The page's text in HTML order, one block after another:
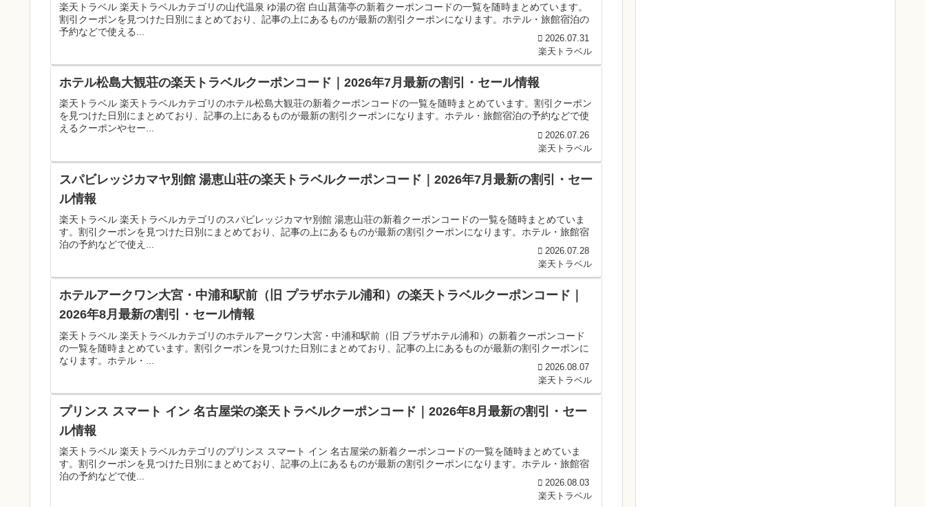
楽天トラベル 楽天トラベルカテゴリの山代温泉 ゆ湯の宿 白山菖蒲亭の新着クーポンコードの一覧を随時まとめています。
割引クーポンを見つけた日別にまとめており、記事の上にあるものが最新の割引クーポンになります。ホテル・旅館宿泊の
予約などで使える...
2026.07.31
楽天トラベル
ホテル松島大観荘の楽天トラベルクーポンコード｜2026年7月最新の割引・セール情報
楽天トラベル 楽天トラベルカテゴリのホテル松島大観荘の新着クーポンコードの一覧を随時まとめています。割引クーポン
を見つけた日別にまとめており、記事の上にあるものが最新の割引クーポンになります。ホテル・旅館宿泊の予約などで使
えるクーポンやセー...
2026.07.26
楽天トラベル
スパビレッジカマヤ別館 湯恵山荘の楽天トラベルクーポンコード｜2026年7月最新の割引・セー
ル情報
楽天トラベル 楽天トラベルカテゴリのスパビレッジカマヤ別館 湯恵山荘の新着クーポンコードの一覧を随時まとめていま
す。割引クーポンを見つけた日別にまとめており、記事の上にあるものが最新の割引クーポンになります。ホテル・旅館宿
泊の予約などで使え...
2026.07.28
楽天トラベル
ホテルアークワン大宮・中浦和駅前（旧 プラザホテル浦和）の楽天トラベルクーポンコード｜
2026年8月最新の割引・セール情報
楽天トラベル 楽天トラベルカテゴリのホテルアークワン大宮・中浦和駅前（旧 プラザホテル浦和）の新着クーポンコード
の一覧を随時まとめています。割引クーポンを見つけた日別にまとめており、記事の上にあるものが最新の割引クーポンに
なります。ホテル・...
2026.08.07
楽天トラベル
プリンス スマート イン 名古屋栄の楽天トラベルクーポンコード｜2026年8月最新の割引・セー
ル情報
楽天トラベル 楽天トラベルカテゴリのプリンス スマート イン 名古屋栄の新着クーポンコードの一覧を随時まとめていま
す。割引クーポンを見つけた日別にまとめており、記事の上にあるものが最新の割引クーポンになります。ホテル・旅館宿
泊の予約などで使...
2026.08.03
楽天トラベル